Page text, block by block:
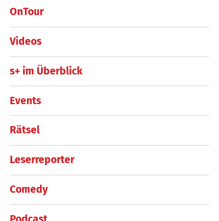
OnTour
Videos
s+ im Überblick
Events
Rätsel
Leserreporter
Comedy